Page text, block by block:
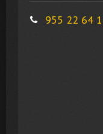
955 22 64